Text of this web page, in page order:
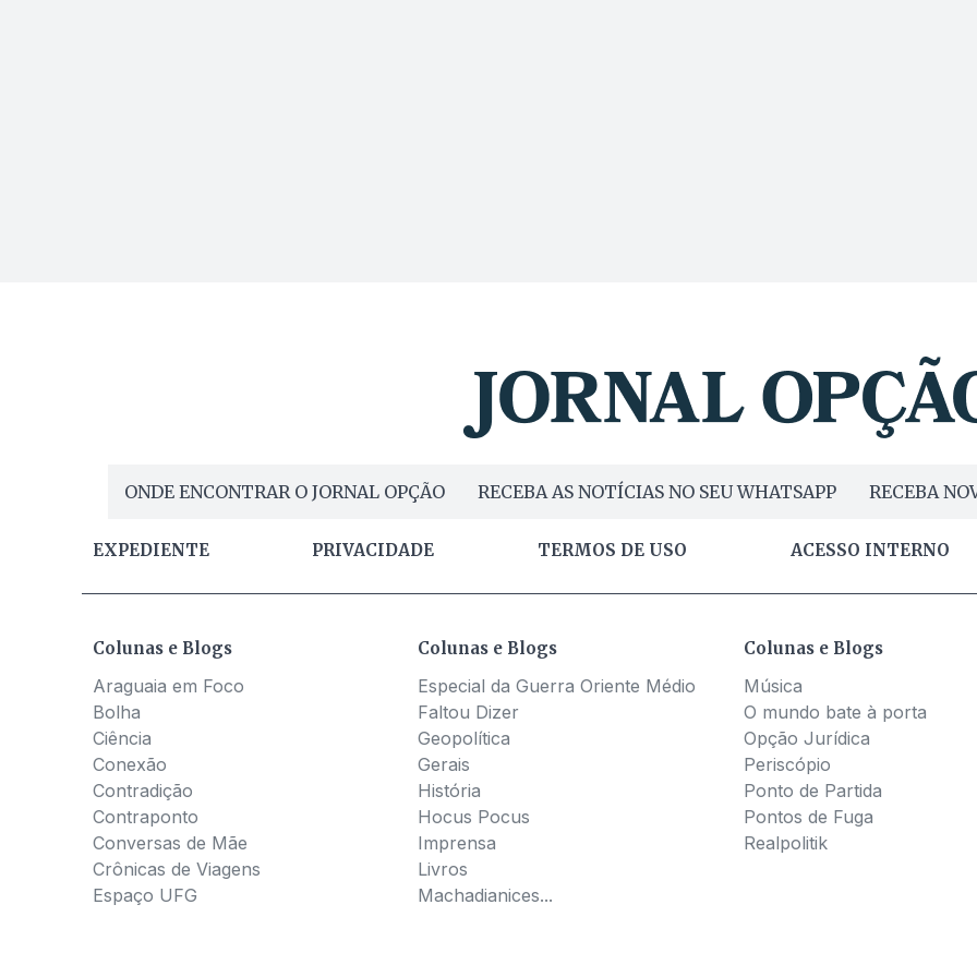
ONDE ENCONTRAR O JORNAL OPÇÃO RECEBA AS NOTÍCIAS NO SEU WHATSAPP RECEBA
EXPEDIENTE PRIVACIDADE TERMOS DE USO ACESSO INTERNO
Colunas e Blogs
Araguaia em Foco
Bolha
Ciência
Conexão
Contradição
Contraponto
Conversas de Mãe
Crônicas de Viagens
Espaço UFG
Colunas e Blogs
Especial da Guerra Oriente Médio
Faltou Dizer
Geopolítica
Gerais
História
Hocus Pocus
Imprensa
Livros
Machadianices...
Colunas e Blogs
Música
O mundo bate à porta
Opção Jurídica
Periscópio
Ponto de Partida
Pontos de Fuga
Realpolitik